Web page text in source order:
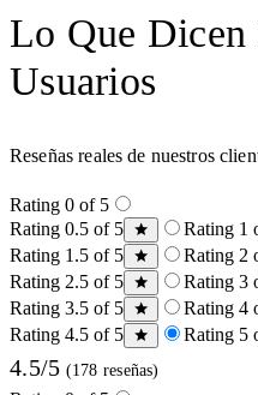
Lo Que Dicen
Usuarios
Reseñas reales de nuestros
Rating 0 of 5
Rating 0.5 of 5
Rating 1
Rating 1.5 of 5
Rating 2
Rating 2.5 of 5
Rating 3
Rating 3.5 of 5
Rating 4
Rating 4.5 of 5
Rating 5
4.5/5 (178 reseñas)